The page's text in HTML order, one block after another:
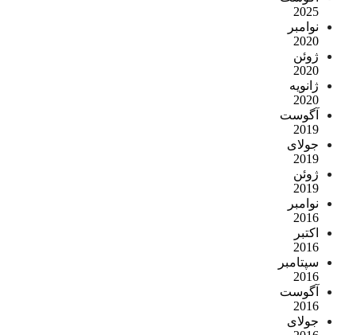
2025
نوامبر
2020
ژوئن
2020
ژانویه
2020
آگوست
2019
جولای
2019
ژوئن
2019
نوامبر
2016
اکتبر
2016
سپتامبر
2016
آگوست
2016
جولای